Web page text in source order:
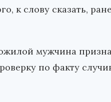
к слову сказать,
мужчина
по факту